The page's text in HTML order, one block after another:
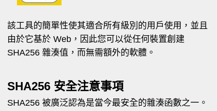
該工具的簡單性使其適合所有級別的用戶使用，並且
由於它基於 Web，因此您可以從任何裝置創建
SHA256 雜湊值，而無需額外的軟體。
SHA256 安全注意事項
SHA256 被廣泛認為是當今最安全的雜湊函數之一。